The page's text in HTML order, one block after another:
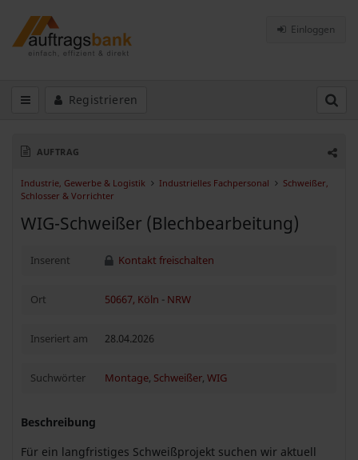
Einloggen
Registrieren
AUFTRAG
Industrie, Gewerbe & Logistik Industrielles Fachpersonal
Schweißer,
Schlosser & Vorrichter
WIG-Schweißer (Blechbearbeitung)
Inserent Kontakt freischalten
Ort 50667, Köln - NRW
Inseriert am 28.04.2026
Suchwörter Montage, Schweißer, WIG
Beschreibung
Für ein langfristiges Schweißprojekt suchen wir aktuell